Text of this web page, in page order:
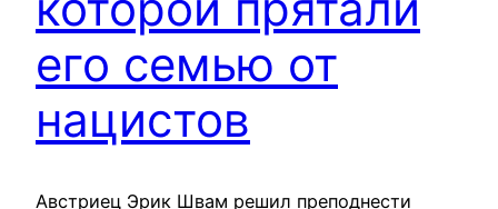
его семью от
нацистов
Австриец Эрик Швам решил преподнести